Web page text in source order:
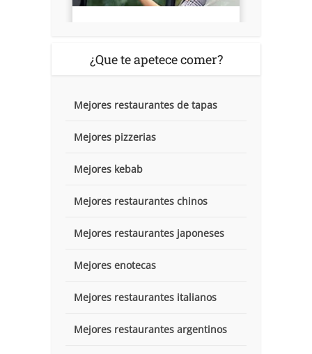
¿Que te apetece comer?
Mejores restaurantes de tapas
Mejores pizzerias
Mejores kebab
Mejores restaurantes chinos
Mejores restaurantes japoneses
Mejores enotecas
Mejores restaurantes italianos
Mejores restaurantes argentinos